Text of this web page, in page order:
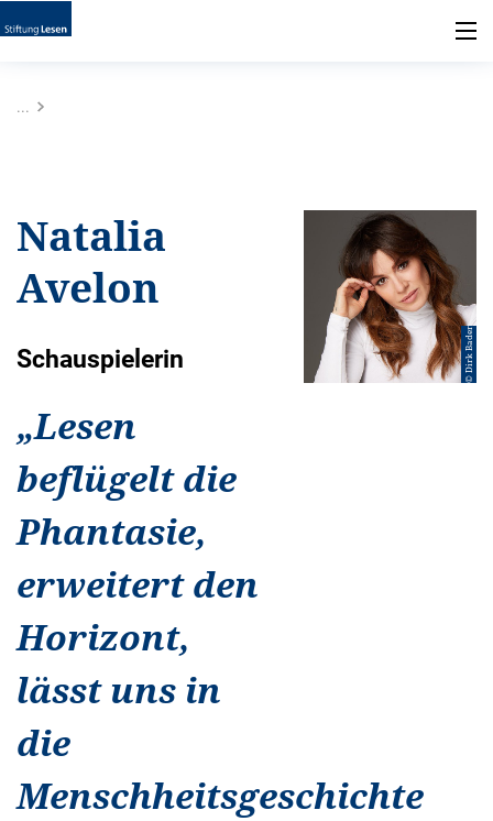
...
Natalia
Avelon
Schauspielerin
„Lesen
beflügelt die
Phantasie,
erweitert den
Horizont,
lässt uns in
die
Menschheitsgeschichte
© Dirk Bader